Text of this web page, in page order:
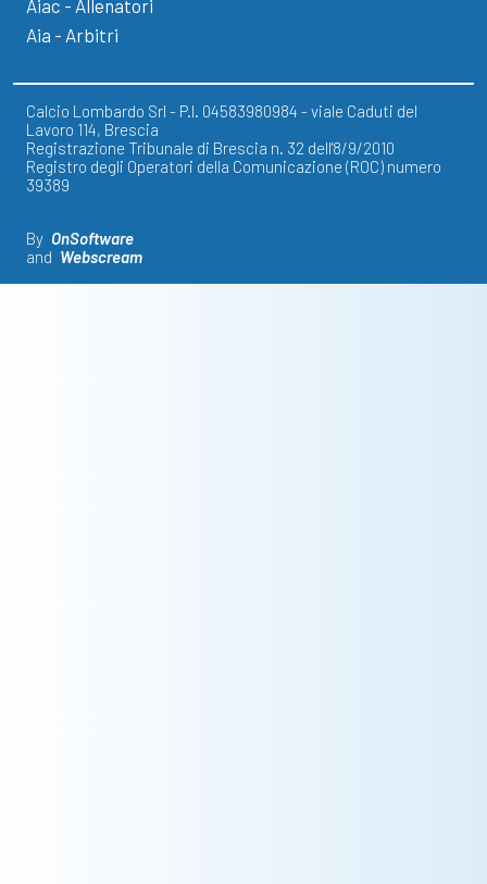
Aiac - Allenatori
Aia - Arbitri
Calcio Lombardo Srl - P.I. 04583980984 - viale Caduti del
Lavoro 114, Brescia
Registrazione Tribunale di Brescia n. 32 dell'8/9/2010
Registro degli Operatori della Comunicazione (ROC) numero
39389
By OnSoftware
and Webscream